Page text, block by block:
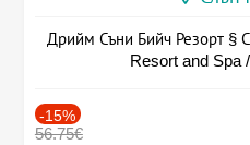
Дрийм Съни Бийч Резорт
Resort and Spa
-15%
56.75€